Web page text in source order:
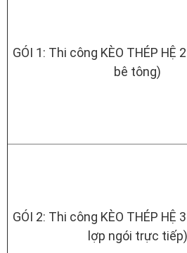
GÓI 1: Thi công KÈO THÉP HỆ
bê tông)
GÓI 2: Thi công KÈO THÉP HỆ
lợp ngói trực tiếp)